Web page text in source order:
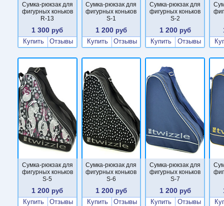
Сумка-рюкзак для
фигурных коньков
R-13
1 300 руб
Купить
Отзывы
Сумка-рюкзак для
фигурных коньков
S-1
1 200 руб
Купить
Отзывы
Сумка-рюкзак для
фигурных коньков
S-2
1 200руб
Купить
Отзывы
Сумка-рюкзак для
фигурных коньков
S-5
1 200 руб
Купить
Отзывы
Сумка-рюкзак для
фигурных коньков
S-6
1 200 руб
Купить
Отзывы
Сумка-рюкзак для
фигурных коньков
S-7
1 200руб
Купить
Отзывы